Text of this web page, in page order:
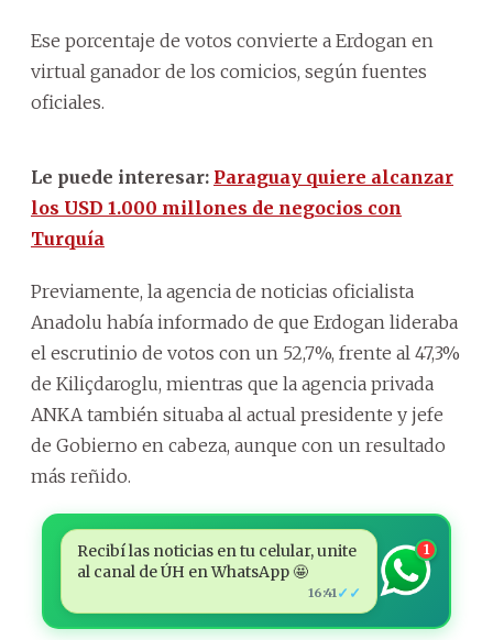
Ese porcentaje de votos convierte a Erdogan en
virtual ganador de los comicios, según fuentes
oficiales.
Le puede interesar: Paraguay quiere alcanzar
los USD 1.000 millones de negocios con
Turquía
Previamente, la agencia de noticias oficialista
Anadolu había informado de que Erdogan lideraba
el escrutinio de votos con un 52,7%, frente al 47,3%
de Kiliçdaroglu, mientras que la agencia privada
ANKA también situaba al actual presidente y jefe
de Gobierno en cabeza, aunque con un resultado
más reñido.
Recibí las noticias en tu celular, unite
al canal de ÚH en WhatsApp 🤩
16:41 ✓✓
1